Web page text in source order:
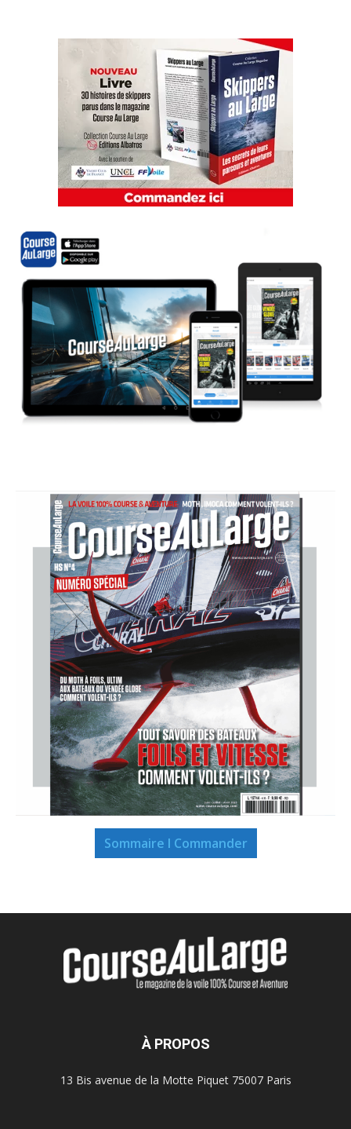
Sommaire I Commander
À PROPOS
13 Bis avenue de la Motte Piquet 75007 Paris